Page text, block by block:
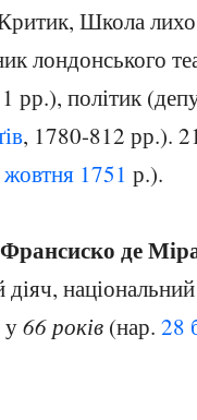
Школа
лондонського
політик
, 1780-812 рр.).
1751 р.).
Франсиско де
діяч,
у66 років (нар. 28